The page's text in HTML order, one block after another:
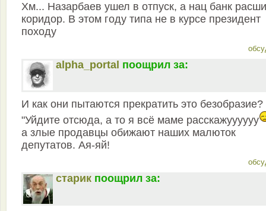
Хм... Назарбаев ушел в отпуск, а нац банк
коридор. В этом году типа не в курсе президент
походу
alpha_portal поощрил за:
И как они пытаются прекратить это безобразие?
"Уйдите отсюда, а то я всё маме расскажуууууу
а злые продавцы обижают наших малюток
депутатов. Ая-яй!
старик поощрил за: